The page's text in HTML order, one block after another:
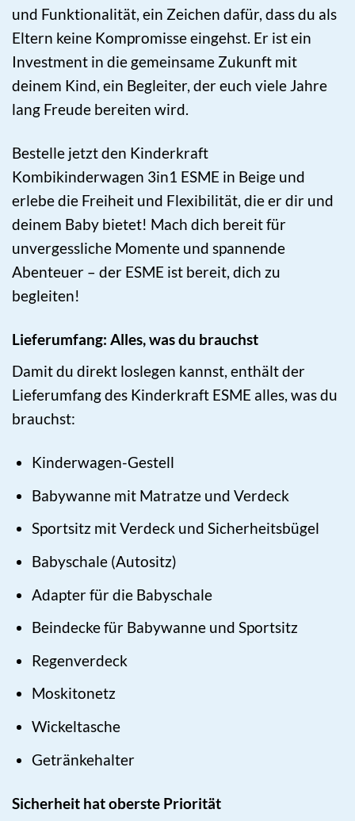
und Funktionalität, ein Zeichen dafür, dass du als
Eltern keine Kompromisse eingehst. Er ist ein
Investment in die gemeinsame Zukunft mit
deinem Kind, ein Begleiter, der euch viele Jahre
lang Freude bereiten wird.
Bestelle jetzt den Kinderkraft
Kombikinderwagen 3in1 ESME in Beige und
erlebe die Freiheit und Flexibilität, die er dir und
deinem Baby bietet! Mach dich bereit für
unvergessliche Momente und spannende
Abenteuer – der ESME ist bereit, dich zu
begleiten!
Lieferumfang: Alles, was du brauchst
Damit du direkt loslegen kannst, enthält der
Lieferumfang des Kinderkraft ESME alles, was du
brauchst:
Kinderwagen-Gestell
Babywanne mit Matratze und Verdeck
Sportsitz mit Verdeck und Sicherheitsbügel
Babyschale (Autositz)
Adapter für die Babyschale
Beindecke für Babywanne und Sportsitz
Regenverdeck
Moskitonetz
Wickeltasche
Getränkehalter
Sicherheit hat oberste Priorität